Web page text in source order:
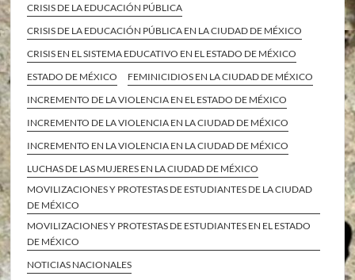
CRISIS DE LA EDUCACIÓN PÚBLICA
CRISIS DE LA EDUCACIÓN PÚBLICA EN LA CIUDAD DE MÉXICO
CRISIS EN EL SISTEMA EDUCATIVO EN EL ESTADO DE MÉXICO
ESTADO DE MÉXICO
FEMINICIDIOS EN LA CIUDAD DE MÉXICO
INCREMENTO DE LA VIOLENCIA EN EL ESTADO DE MÉXICO
INCREMENTO DE LA VIOLENCIA EN LA CIUDAD DE MÉXICO
INCREMENTO EN LA VIOLENCIA EN LA CIUDAD DE MÉXICO
LUCHAS DE LAS MUJERES EN LA CIUDAD DE MÉXICO
MOVILIZACIONES Y PROTESTAS DE ESTUDIANTES DE LA CIUDAD
DE MÉXICO
MOVILIZACIONES Y PROTESTAS DE ESTUDIANTES EN EL ESTADO
DE MÉXICO
NOTICIAS NACIONALES